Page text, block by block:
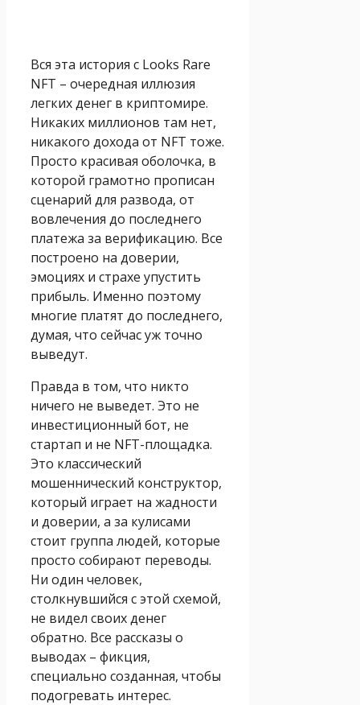
Вся эта история с Looks Rare
NFT – очередная иллюзия
легких денег в криптомире.
Никаких миллионов там нет,
никакого дохода от NFT тоже.
Просто красивая оболочка, в
которой грамотно прописан
сценарий для развода, от
вовлечения до последнего
платежа за верификацию. Все
построено на доверии,
эмоциях и страхе упустить
прибыль. Именно поэтому
многие платят до последнего,
думая, что сейчас уж точно
выведут.
Правда в том, что никто
ничего не выведет. Это не
инвестиционный бот, не
стартап и не NFT-площадка.
Это классический
мошеннический конструктор,
который играет на жадности
и доверии, а за кулисами
стоит группа людей, которые
просто собирают переводы.
Ни один человек,
столкнувшийся с этой схемой,
не видел своих денег
обратно. Все рассказы о
выводах – фикция,
специально созданная, чтобы
подогревать интерес.